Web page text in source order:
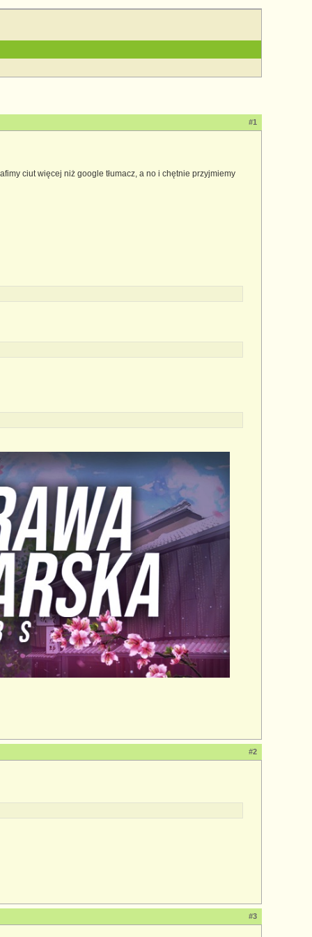
#1
ciut więcej niż google tłumacz, a no i chętnie przyjmiemy
#2
#3